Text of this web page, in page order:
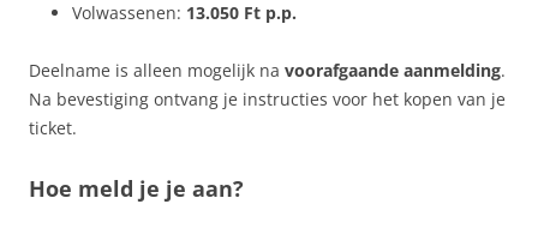
Volwassenen: 13.050 Ft p.p.
Deelname is alleen mogelijk na voorafgaande aanmelding.
Na bevestiging ontvang je instructies voor het kopen van je
ticket.
Hoe meld je je aan?